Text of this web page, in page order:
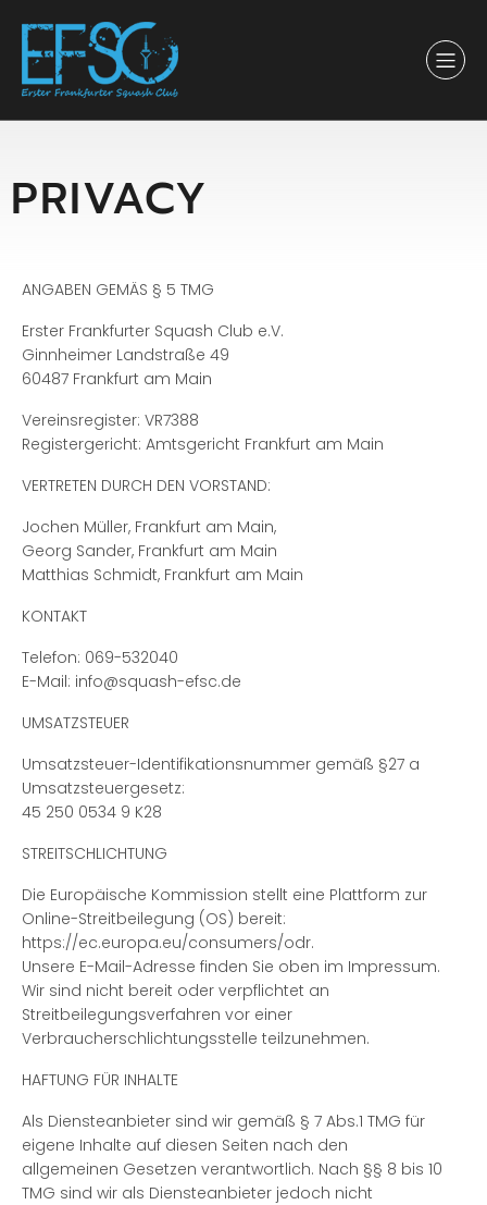
PRIVACY
ANGABEN GEMÄS § 5 TMG
Erster Frankfurter Squash Club e.V.
Ginnheimer Landstraße 49
60487 Frankfurt am Main
Vereinsregister: VR7388
Registergericht: Amtsgericht Frankfurt am Main
VERTRETEN DURCH DEN VORSTAND:
Jochen Müller, Frankfurt am Main,
Georg Sander, Frankfurt am Main
Matthias Schmidt, Frankfurt am Main
KONTAKT
Telefon: 069-532040
E-Mail: info@squash-efsc.de
UMSATZSTEUER
Umsatzsteuer-Identifikationsnummer gemäß §27 a
Umsatzsteuergesetz:
45 250 0534 9 K28
STREITSCHLICHTUNG
Die Europäische Kommission stellt eine Plattform zur
Online-Streitbeilegung (OS) bereit:
https://ec.europa.eu/consumers/odr.
Unsere E-Mail-Adresse finden Sie oben im Impressum.
Wir sind nicht bereit oder verpflichtet an
Streitbeilegungsverfahren vor einer
Verbraucherschlichtungsstelle teilzunehmen.
HAFTUNG FÜR INHALTE
Als Diensteanbieter sind wir gemäß § 7 Abs.1 TMG für
eigene Inhalte auf diesen Seiten nach den
allgemeinen Gesetzen verantwortlich. Nach §§ 8 bis 10
TMG sind wir als Diensteanbieter jedoch nicht